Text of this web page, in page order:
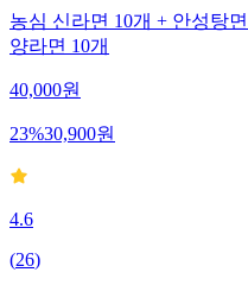
농심 신라면 10개 + 안성탕
양라면 10개
40,000원
23%30,900원
4.6
(26)